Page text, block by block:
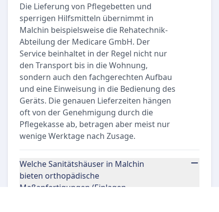
Die Lieferung von Pflegebetten und
sperrigen Hilfsmitteln übernimmt in
Malchin beispielsweise die Rehatechnik-
Abteilung der Medicare GmbH. Der
Service beinhaltet in der Regel nicht nur
den Transport bis in die Wohnung,
sondern auch den fachgerechten Aufbau
und eine Einweisung in die Bedienung des
Geräts. Die genauen Lieferzeiten hängen
oft von der Genehmigung durch die
Pflegekasse ab, betragen aber meist nur
wenige Werktage nach Zusage.
Welche Sanitätshäuser in Malchin
bieten orthopädische
Maßanfertigungen (Einlagen,